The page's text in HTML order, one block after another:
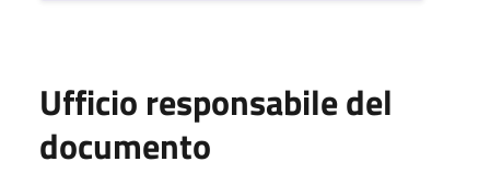
Ufficio responsabile del
documento